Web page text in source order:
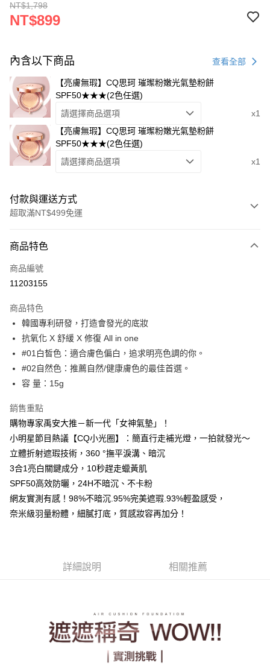
NT$1,798
NT$899
內含以下商品 查看全部
【亮膚無瑕】CQ思珂 璀璨粉嫩光氣墊粉餅
SPF50★★★(2色任選)
請選擇商品選項
x1
【亮膚無瑕】CQ思珂 璀璨粉嫩光氣墊粉餅
SPF50★★★(2色任選)
請選擇商品選項
x1
付款與運送方式
超取滿NT$499免運
信用卡一次付款
超商取貨付款
Apple Pay
街口支付
悠遊付
ATM付款
全家取貨付款
每筆NT$85，滿NT$499(含以上)免運費
付款後全家取貨
7-11取貨付款
每筆NT$85，滿NT$499(含以上)免運費
國家/地區配送
商品特色
商品編號
11203155
商品特色
韓國專利研發，打造會發光的底妝
抗氧化 X 舒緩 X 修復 All in one
#01白皙色：適合膚色偏白，追求明亮色調的你。
#02自然色：推薦自然/健康膚色的最佳首選。
容 量：15g
銷售重點
購物專家禹安大推－新一代「女神氣墊」！
小明星節目熱議【CQ小光圈】：簡直行走補光燈，一拍就發光～
立體折射遮瑕技術，360 °撫平淚溝、暗沉
3合1亮白關鍵成分，10秒趕走蠟黃肌
SPF50高效防曬，24H不暗沉、不卡粉
網友實測有感！98%不暗沉.95%完美遮瑕.93%輕盈感受，
奈米級羽量粉體，細膩打底，質感妝容再加分！
詳細說明 相關推薦